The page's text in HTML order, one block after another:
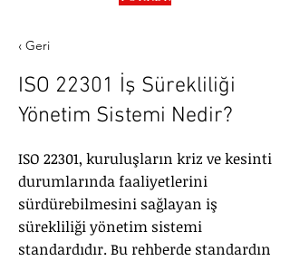
‹ Geri
ISO 22301 İş Sürekliliği
Yönetim Sistemi Nedir?
ISO 22301, kuruluşların kriz ve kesinti
durumlarında faaliyetlerini
sürdürebilmesini sağlayan iş
sürekliliği yönetim sistemi
standardıdır. Bu rehberde standardın